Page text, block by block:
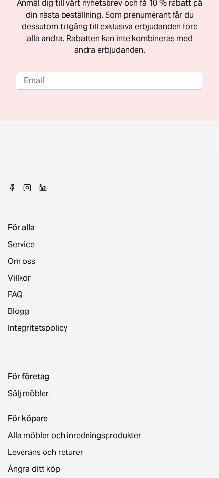
Anmäl dig till vårt nyhetsbrev och få 10 % rabatt på
din nästa beställning. Som prenumerant får du
dessutom tillgång till exklusiva erbjudanden före
alla andra. Rabatten kan inte kombineras med
andra erbjudanden.
För alla
Service
Om oss
Villkor
FAQ
Blogg
Integritetspolicy
För företag
Sälj möbler
För köpare
Alla möbler och inredningsprodukter
Leverans och returer
Ångra ditt köp